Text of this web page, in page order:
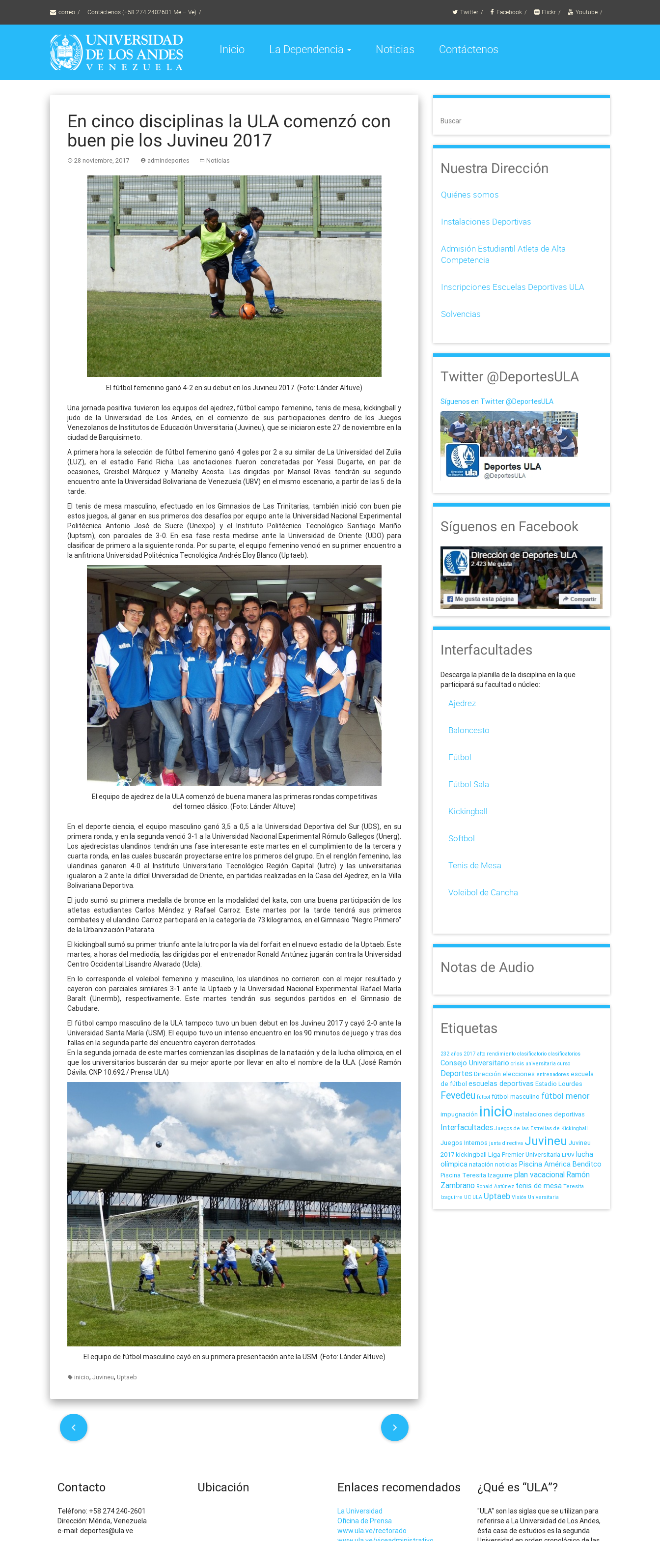
content
correo Contáctenos (+58 274 2402601 Me – Ve) Twitter Facebook Flickr Youtube
Inicio La Dependencia Noticias Contáctenos
En cinco disciplinas la ULA comenzó con
buen pie los Juvineu 2017
28 noviembre, 2017 admindeportes Noticias
El fútbol femenino ganó 4-2 en su debut en los Juvineu 2017. (Foto: Lánder Altuve)
Una jornada positiva tuvieron los equipos del ajedrez, fútbol campo femenino, tenis de mesa, kickingball y
judo de la Universidad de Los Andes, en el comienzo de sus participaciones dentro de los Juegos
Venezolanos de Institutos de Educación Universitaria (Juvineu), que se iniciaron este 27 de noviembre en la
ciudad de Barquisimeto.
A primera hora la selección de fútbol femenino ganó 4 goles por 2 a su similar de La Universidad del Zulia
(LUZ), en el estadio Farid Richa. Las anotaciones fueron concretadas por Yessi Dugarte, en par de
ocasiones, Greisbel Márquez y Marielby Acosta. Las dirigidas por Marisol Rivas tendrán su segundo
encuentro ante la Universidad Bolivariana de Venezuela (UBV) en el mismo escenario, a partir de las 5 de la
tarde.
El tenis de mesa masculino, efectuado en los Gimnasios de Las Trinitarias, también inició con buen pie
estos juegos, al ganar en sus primeros dos desafíos por equipo ante la Universidad Nacional Experimental
Politécnica Antonio José de Sucre (Unexpo) y el Instituto Politécnico Tecnológico Santiago Mariño
(Iuptsm), con parciales de 3-0. En esa fase resta medirse ante la Universidad de Oriente (UDO) para
clasificar de primero a la siguiente ronda. Por su parte, el equipo femenino venció en su primer encuentro a
la anfitriona Universidad Politécnica Tecnológica Andrés Eloy Blanco (Uptaeb).
El equipo de ajedrez de la ULA comenzó de buena manera las primeras rondas competitivas
del torneo clásico. (Foto: Lánder Altuve)
En el deporte ciencia, el equipo masculino ganó 3,5 a 0,5 a la Universidad Deportiva del Sur (UDS), en su
primera ronda, y en la segunda venció 3-1 a la Universidad Nacional Experimental Rómulo Gallegos (Unerg).
Los ajedrecistas ulandinos tendrán una fase interesante este martes en el cumplimiento de la tercera y
cuarta ronda, en las cuales buscarán proyectarse entre los primeros del grupo. En el renglón femenino, las
ulandinas ganaron 4-0 al Instituto Universitario Tecnológico Región Capital (Iutrc) y las universitarias
igualaron a 2 ante la difícil Universidad de Oriente, en partidas realizadas en la Casa del Ajedrez, en la Villa
Bolivariana Deportiva.
El judo sumó su primera medalla de bronce en la modalidad del kata, con una buena participación de los
atletas estudiantes Carlos Méndez y Rafael Carroz. Este martes por la tarde tendrá sus primeros
combates y el ulandino Carroz participará en la categoría de 73 kilogramos, en el Gimnasio “Negro Primero”
de la Urbanización Patarata.
El kickingball sumó su primer triunfo ante la Iutrc por la vía del forfait en el nuevo estadio de la Uptaeb. Este
martes, a horas del mediodía, las dirigidas por el entrenador Ronald Antúnez jugarán contra la Universidad
Centro Occidental Lisandro Alvarado (Ucla).
En lo corresponde el voleibol femenino y masculino, los ulandinos no corrieron con el mejor resultado y
cayeron con parciales similares 3-1 ante la Uptaeb y la Universidad Nacional Experimental Rafael María
Baralt (Unermb), respectivamente. Este martes tendrán sus segundos partidos en el Gimnasio de
Cabudare.
El fútbol campo masculino de la ULA tampoco tuvo un buen debut en los Juvineu 2017 y cayó 2-0 ante la
Universidad Santa María (USM). El equipo tuvo un intenso encuentro en los 90 minutos de juego y tras dos
fallas en la segunda parte del encuentro cayeron derrotados.
En la segunda jornada de este martes comienzan las disciplinas de la natación y de la lucha olímpica, en el
que los universitarios buscarán dar su mejor aporte por llevar en alto el nombre de la ULA. (José Ramón
Dávila. CNP 10.692 / Prensa ULA)
El equipo de fútbol masculino cayó en su primera presentación ante la USM. (Foto: Lánder Altuve)
inicio, Juvineu, Uptaeb
P
n
a
Buscar
Nuestra Dirección
Quiénes somos
Instalaciones Deportivas
Admisión Estudiantil Atleta de Alta
Competencia
Inscripciones Escuelas Deportivas ULA
Solvencias
Twitter @DeportesULA
Síguenos en Twitter @DeportesULA
Síguenos en Facebook
Interfacultades
Descarga la planilla de la disciplina en la que
participará su facultad o núcleo:
Ajedrez
Baloncesto
Fútbol
Fútbol Sala
Kickingball
Softbol
Tenis de Mesa
Voleibol de Cancha
Notas de Audio
Etiquetas
232 años 2017 alto rendimiento clasificatorio clasificatorios
Consejo Universitario crisis universitaria curso
DeportesDirección elecciones entrenadores escuela
de fútbol escuelas deportivas Estadio Lourdes
Fevedeu fútbol fútbol masculino fútbol menor
impugnación inicio instalaciones deportivas
Interfacultades Juegos de las Estrellas de Kickingball
Juegos Internos junta directiva Juvineu Juvineu
2017kickingball Liga Premier Universitaria LPUV lucha
olímpicanatación noticias Piscina América Benditco
Piscina Teresita Izaguirre plan vacacional Ramón
Zambrano Ronald Antúnez tenis de mesa Teresita
Izaguirre UC ULA Uptaeb Visión Universitaria
Contacto
Teléfono: +58 274 240-2601
Dirección: Mérida, Venezuela
e-mail: deportes@ula.ve
Ubicación Enlaces recomendados
La Universidad
Oficina de Prensa
www.ula.ve/rectorado
¿Qué es “ULA”?
"ULA" son las siglas que se utilizan para
referirse a La Universidad de Los Andes,
ésta casa de estudios es la segunda